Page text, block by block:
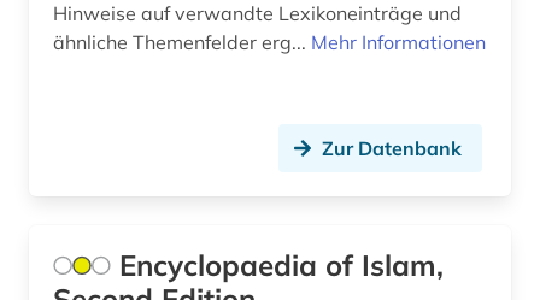
bildung (8)
bildungstheorie (1)
Hinweise auf verwandte Lexikoneinträge und
ähnliche Themenfelder erg... Mehr Informationen
Zur Datenbank
Encyclopaedia of Islam,